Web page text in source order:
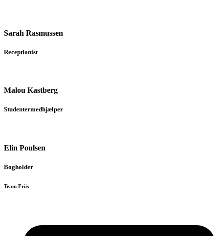
Sarah Rasmussen
Receptionist
Malou Kastberg
Studentermedhjælper
Elin Poulsen
Bogholder
Team Friis